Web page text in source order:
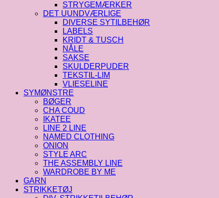
STRYGEMÆRKER
DET UUNDVÆRLIGE
DIVERSE SYTILBEHØR
LABELS
KRIDT & TUSCH
NÅLE
SAKSE
SKULDERPUDER
TEKSTIL-LIM
VLIESELINE
SYMØNSTRE
BØGER
CHA COUD
IKATEE
LINE 2 LINE
NAMED CLOTHING
ONION
STYLE ARC
THE ASSEMBLY LINE
WARDROBE BY ME
GARN
STRIKKETØJ